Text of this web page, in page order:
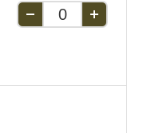
Retirer
Ajouter